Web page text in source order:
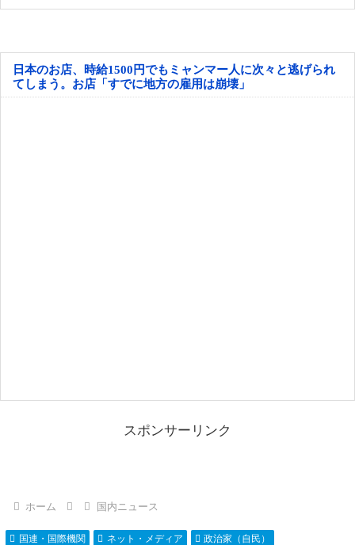
日本のお店、時給1500円でもミャンマー人に次々と逃げられ
てしまう。お店「すでに地方の雇用は崩壊」
スポンサーリンク
ホーム 国内ニュース
国連・国際機関 ネット・メディア 政治家（自民）